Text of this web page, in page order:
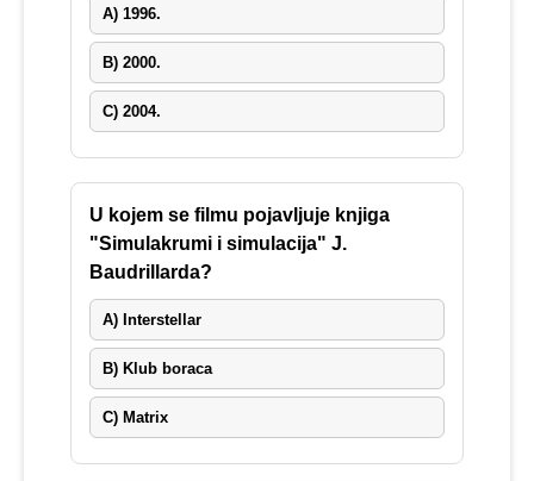
A) 1996.
B) 2000.
C) 2004.
U kojem se filmu pojavljuje knjiga
"Simulakrumi i simulacija" J.
Baudrillarda?
A) Interstellar
B) Klub boraca
C) Matrix